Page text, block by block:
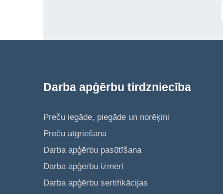
Darba apģērbu tirdzniecība
Preču iegāde, piegāde un norēķini
Preču atgriešana
Darba apģērbu pasūtīšana
Darba apģērbu izmēri
Darba apģērbu sertifikācijas